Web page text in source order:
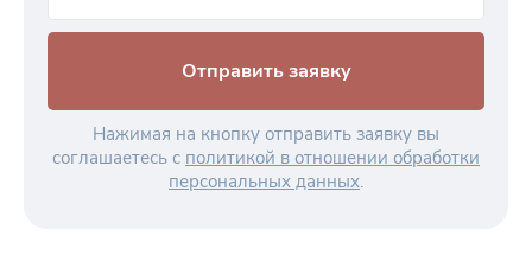
Отправить заявку
Нажимая на кнопку отправить заявку вы
соглашаетесь с политикой в отношении обработки
персональных данных.